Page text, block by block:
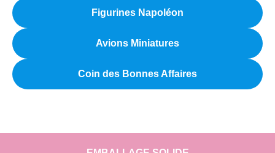
Figurines Napoléon
Avions Miniatures
Coin des Bonnes Affaires